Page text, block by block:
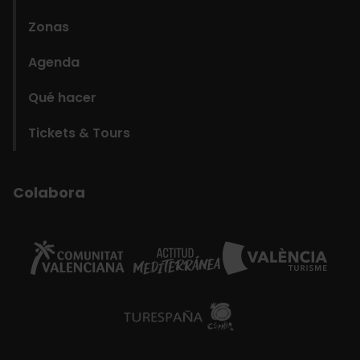
Zonas
Agenda
Qué hacer
Tickets & Tours
Colabora